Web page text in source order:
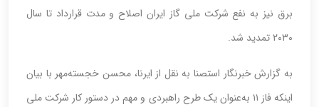
برق نیز به نفع شرکت ملی گاز ایران اصلاح و مدت قرارداد تا سال
۲۰۳۰ تمدید شد.
به گزارش خبرنگار استصنا به نقل از ایرنا، محسن خجسته‌مهر با بیان
اینکه فاز ۱۱ به‌عنوان یک طرح راهبردی و مهم در دستور کار شرکت ملی